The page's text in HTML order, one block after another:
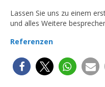
Lassen Sie uns zu einem
und alles Weitere
Referenzen